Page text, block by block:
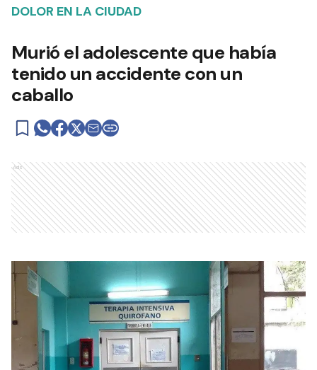
DOLOR EN LA CIUDAD
Murió el adolescente que había
tenido un accidente con un
caballo
Ads